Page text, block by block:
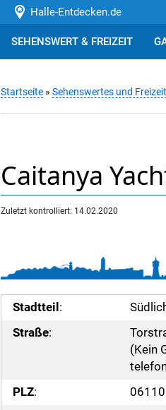
Halle-Entdecken.de
SEHENSWERT & FREIZEIT
Startseite » Sehenswertes und Freizeit
Caitanya
Zuletzt kontrolliert: 14.02.2020
Stadtteil :
Straße:
(Kein
PLZ: